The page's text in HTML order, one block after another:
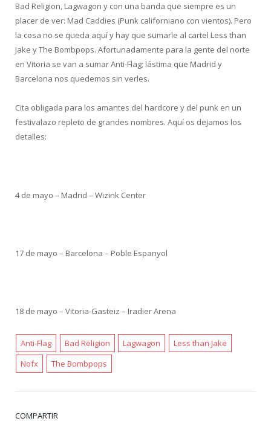
Bad Religion, Lagwagon y con una banda que siempre es un
placer de ver: Mad Caddies (Punk californiano con vientos). Pero
la cosa no se queda aquí y hay que sumarle al cartel Less than
Jake y The Bombpops. Afortunadamente para la gente del norte
en Vitoria se van a sumar Anti-Flag; lástima que Madrid y
Barcelona nos quedemos sin verles.
Cita obligada para los amantes del hardcore y del punk en un
festivalazo repleto de grandes nombres. Aquí os dejamos los
detalles:
4 de mayo – Madrid – Wizink Center
17 de mayo – Barcelona – Poble Espanyol
18 de mayo – Vitoria-Gasteiz – Iradier Arena
Anti-Flag Bad Religion Lagwagon
Less than Jake
Nofx
The Bombpops
COMPARTIR